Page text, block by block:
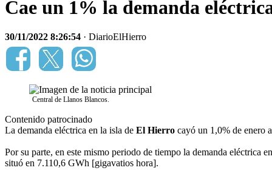
Cae un 1% la demanda
30/11/2022 8:26:54 · DiarioElHierro
Central de Llanos Blancos.
Contenido patrocinado
La demanda eléctrica en la isla de El Hierro cayó un 1,0% de enero
Por su parte, en este mismo periodo de tiempo la demanda eléctrica
situó en 7.110,6 GWh [gigavatios hora].